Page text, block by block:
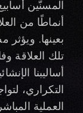
المسنّين
أنماطًا من
بعينها.
تلك العلاقة
أساليبنا
التكراري،
العملية